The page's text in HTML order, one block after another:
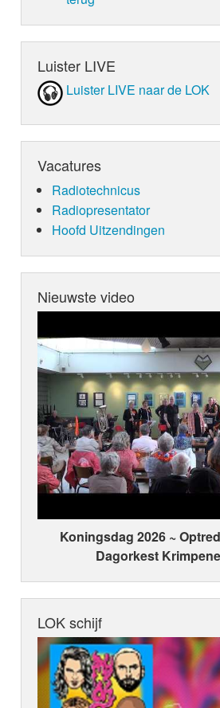
Luister LIVE
Luister LIVE naar de LOK
Vacatures
Radiotechnicus
Radiopresentator
Hoofd Uitzendingen
Nieuwste video
Koningsdag 2026 ~
Dagorkest
LOK schijf